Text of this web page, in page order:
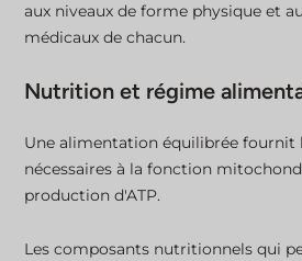
aux niveaux de forme physique et
médicaux de chacun.
Nutrition et régime
Une alimentation équilibrée fournit
nécessaires à la fonction
production d'ATP.
Les composants nutritionnels qui